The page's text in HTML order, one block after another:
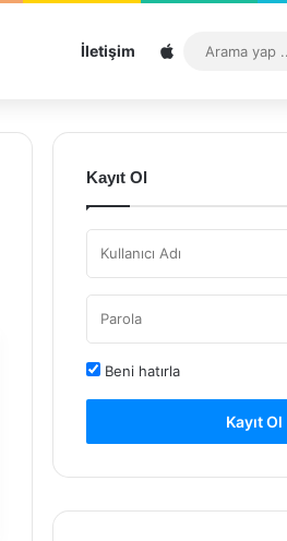
İletişim Sitemap
Kayıt Ol
Beni hatırla
Kayıt Ol